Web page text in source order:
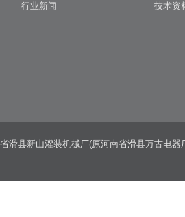
行业新闻
技术资
滑县新山灌装机械厂(原河南省滑县万古电器